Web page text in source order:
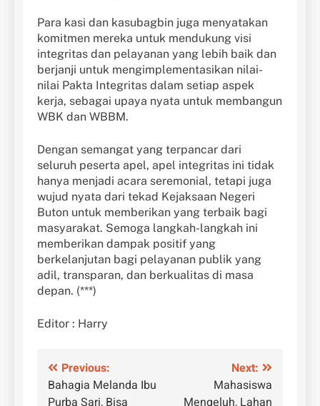
Para kasi dan kasubagbin juga menyatakan
komitmen mereka untuk mendukung visi
integritas dan pelayanan yang lebih baik dan
berjanji untuk mengimplementasikan nilai-
nilai Pakta Integritas dalam setiap aspek
kerja, sebagai upaya nyata untuk membangun
WBK dan WBBM.
Dengan semangat yang terpancar dari
seluruh peserta apel, apel integritas ini tidak
hanya menjadi acara seremonial, tetapi juga
wujud nyata dari tekad Kejaksaan Negeri
Buton untuk memberikan yang terbaik bagi
masyarakat. Semoga langkah-langkah ini
memberikan dampak positif yang
berkelanjutan bagi pelayanan publik yang
adil, transparan, dan berkualitas di masa
depan. (***)
Editor : Harry
Navigasi
pos
Previous:
Bahagia Melanda Ibu
Purba Sari, Bisa
Next:
Mahasiswa
Mengeluh, Lahan